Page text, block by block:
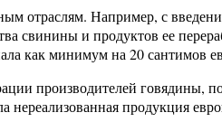
отраслям. Например, с
свинины и продуктов ее
как минимум на 20 сантимов
производителей говядины,
нереализованная продукция